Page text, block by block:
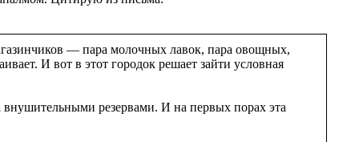
— пара молочных лавок, пара овощных,
И вот в этот городок решает зайти условная
внушительными резервами. И на первых порах эта